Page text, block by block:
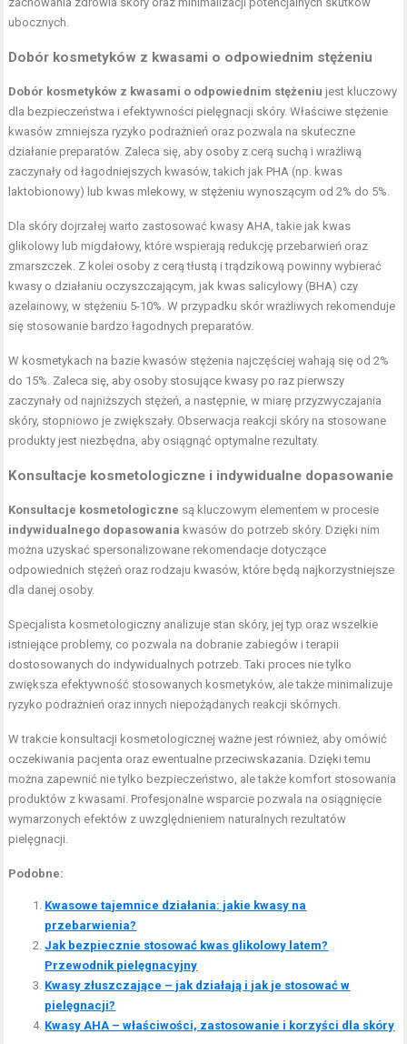
ubocznych.
Dobór kosmetyków z kwasami o odpowiednim stężeniu
Dobór kosmetyków z kwasami o odpowiednim stężeniu jest kluczowy
dla bezpieczeństwa i efektywności pielęgnacji skóry. Właściwe stężenie
kwasów zmniejsza ryzyko podrażnień oraz pozwala na skuteczne
działanie preparatów. Zaleca się, aby osoby z cerą suchą i wrażliwą
zaczynały od łagodniejszych kwasów, takich jak PHA (np. kwas
laktobionowy) lub kwas mlekowy, w stężeniu wynoszącym od 2% do 5%.
Dla skóry dojrzałej warto zastosować kwasy AHA, takie jak kwas
glikolowy lub migdałowy, które wspierają redukcję przebarwień oraz
zmarszczek. Z kolei osoby z cerą tłustą i trądzikową powinny wybierać
kwasy o działaniu oczyszczającym, jak kwas salicylowy (BHA) czy
azelainowy, w stężeniu 5-10%. W przypadku skór wrażliwych rekomenduje
się stosowanie bardzo łagodnych preparatów.
W kosmetykach na bazie kwasów stężenia najczęściej wahają się od 2%
do 15%. Zaleca się, aby osoby stosujące kwasy po raz pierwszy
zaczynały od najniższych stężeń, a następnie, w miarę przyzwyczajania
skóry, stopniowo je zwiększały. Obserwacja reakcji skóry na stosowane
produkty jest niezbędna, aby osiągnąć optymalne rezultaty.
Konsultacje kosmetologiczne i indywidualne dopasowanie
Konsultacje kosmetologiczne są kluczowym elementem w procesie
indywidualnego dopasowania kwasów do potrzeb skóry. Dzięki nim
można uzyskać spersonalizowane rekomendacje dotyczące
odpowiednich stężeń oraz rodzaju kwasów, które będą najkorzystniejsze
dla danej osoby.
Specjalista kosmetologiczny analizuje stan skóry, jej typ oraz wszelkie
istniejące problemy, co pozwala na dobranie zabiegów i terapii
dostosowanych do indywidualnych potrzeb. Taki proces nie tylko
zwiększa efektywność stosowanych kosmetyków, ale także minimalizuje
ryzyko podrażnień oraz innych niepożądanych reakcji skórnych.
W trakcie konsultacji kosmetologicznej ważne jest również, aby omówić
oczekiwania pacjenta oraz ewentualne przeciwskazania. Dzięki temu
można zapewnić nie tylko bezpieczeństwo, ale także komfort stosowania
produktów z kwasami. Profesjonalne wsparcie pozwala na osiągnięcie
wymarzonych efektów z uwzględnieniem naturalnych rezultatów
pielęgnacji.
Podobne:
Kwasowe tajemnice działania: jakie kwasy na
przebarwienia?
Jak bezpiecznie stosować kwas glikolowy latem?
Przewodnik pielęgnacyjny
Kwasy złuszczające – jak działają i jak je stosować w
pielęgnacji?
Kwasy AHA – właściwości, zastosowanie i korzyści dla skóry